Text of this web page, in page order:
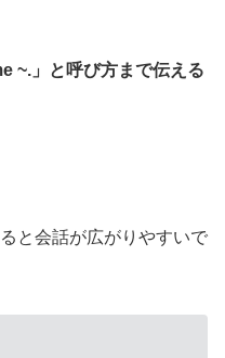
~.」と呼び方まで伝える
と会話が広がりやすいで